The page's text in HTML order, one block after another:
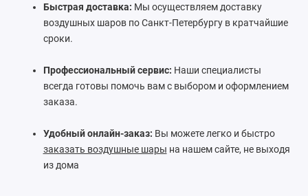
Быстрая доставка: Мы осуществляем доставку
воздушных шаров по Санкт-Петербургу в кратчайшие
сроки.
Профессиональный сервис: Наши специалисты
всегда готовы помочь вам с выбором и оформлением
заказа.
Удобный онлайн-заказ: Вы можете легко и быстро
заказать воздушные шары на нашем сайте, не выходя
из дома